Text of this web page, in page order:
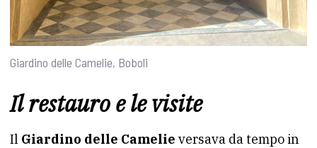
Giardino delle Camelie, Boboli
Il restauro e le visite
Il Giardino delle Camelie versava da tempo in